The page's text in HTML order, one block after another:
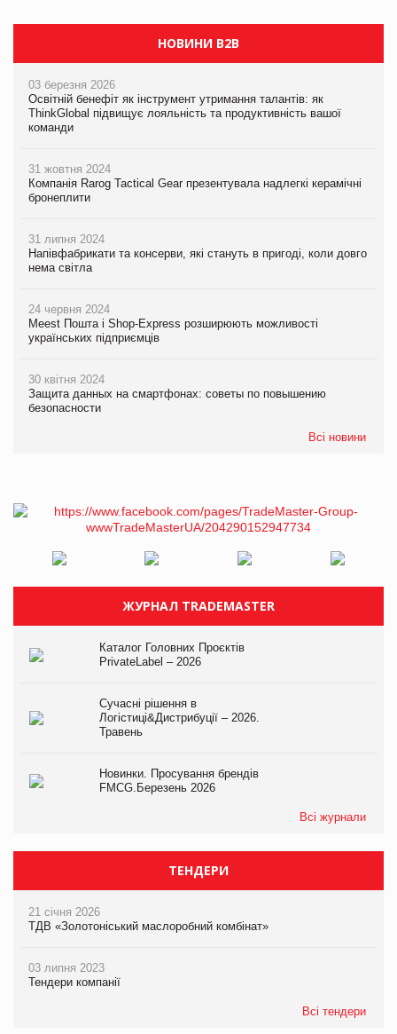
НОВИНИ B2B
03 березня 2026
Освітній бенефіт як інструмент утримання талантів: як
ThinkGlobal підвищує лояльність та продуктивність вашої
команди
31 жовтня 2024
Компанія Rarog Tactical Gear презентувала надлегкі керамічні
бронеплити
31 липня 2024
Напівфабрикати та консерви, які стануть в пригоді, коли довго
нема світла
24 червня 2024
Meest Пошта і Shop-Express розширюють можливості
українських підприємців
30 квітня 2024
Защита данных на смартфонах: советы по повышению
безопасности
Всі новини
ЖУРНАЛ TRADEMASTER
Каталог Головних Проєктів
PrivateLabel – 2026
Сучасні рішення в
Логістиці&Дистрибуції – 2026.
Травень
Новинки. Просування брендів
FMCG.Березень 2026
Всі журнали
ТЕНДЕРИ
21 січня 2026
ТДВ «Золотоніський маслоробний комбінат»
03 липня 2023
Тендери компанії
Всі тендери